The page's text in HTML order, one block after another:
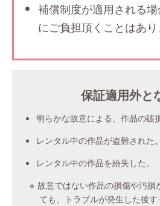
補償制度が適用される
にご負担頂くことはあり
保証適用外と
明らかな故意による、作品の破
レンタル中の作品が盗難された。
レンタル中の作品を紛失した。
故意ではない作品の損傷や汚損
ても、トラブルが発生した後す